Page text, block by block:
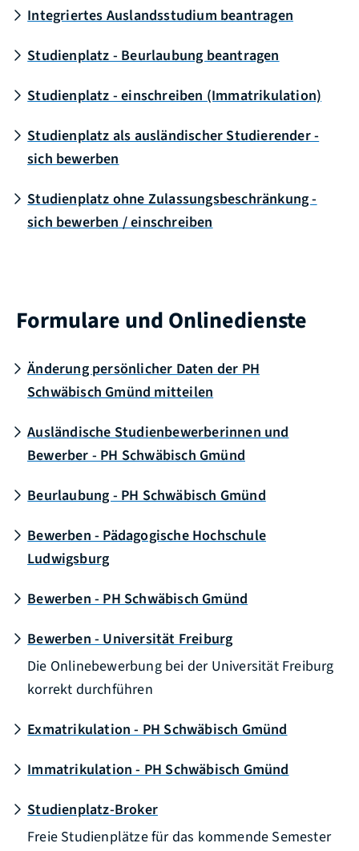
Integriertes Auslandsstudium beantragen
Studienplatz - Beurlaubung beantragen
Studienplatz - einschreiben (Immatrikulation)
Studienplatz als ausländischer Studierender -
sich bewerben
Studienplatz ohne Zulassungsbeschränkung -
sich bewerben / einschreiben
Formulare und Onlinedienste
Änderung persönlicher Daten der PH
Schwäbisch Gmünd mitteilen
Ausländische Studienbewerberinnen und
Bewerber - PH Schwäbisch Gmünd
Beurlaubung - PH Schwäbisch Gmünd
Bewerben - Pädagogische Hochschule
Ludwigsburg
Bewerben - PH Schwäbisch Gmünd
Bewerben - Universität Freiburg
Die Onlinebewerbung bei der Universität Freiburg
korrekt durchführen
Exmatrikulation - PH Schwäbisch Gmünd
Immatrikulation - PH Schwäbisch Gmünd
Studienplatz-Broker
Freie Studienplätze für das kommende Semester